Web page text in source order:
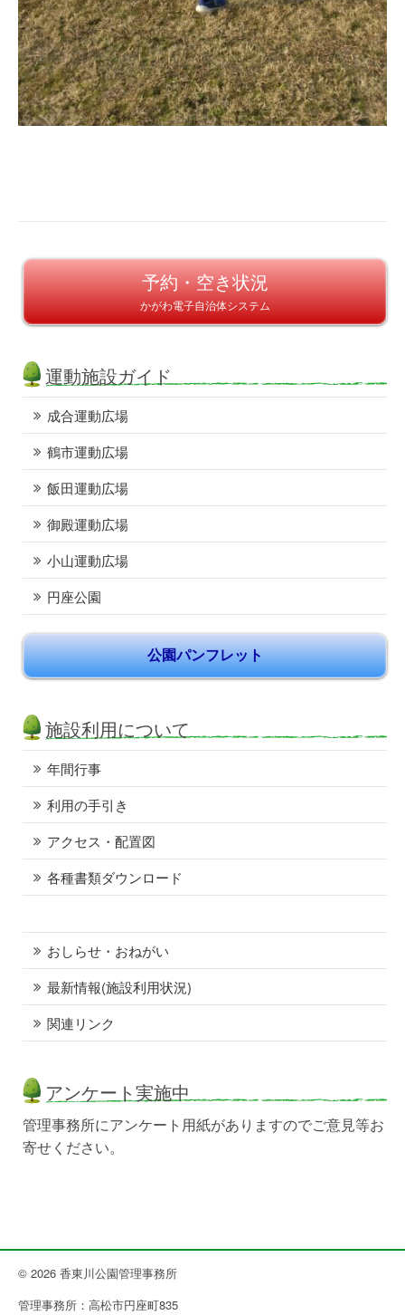
予約・空き状況
かがわ電子自治体システム
運動施設ガイド
成合運動広場
鶴市運動広場
飯田運動広場
御殿運動広場
小山運動広場
円座公園
公園パンフレット
施設利用について
年間行事
利用の手引き
アクセス・配置図
各種書類ダウンロード
おしらせ・おねがい
最新情報(施設利用状況)
関連リンク
アンケート実施中
管理事務所にアンケート用紙がありますのでご意見等お
寄せください。
© 2026 香東川公園管理事務所
管理事務所：高松市円座町835